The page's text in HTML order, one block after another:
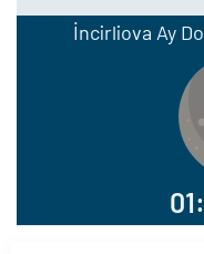
İncirliova Ay